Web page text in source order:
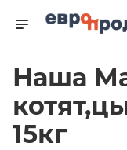
Наша
15кг